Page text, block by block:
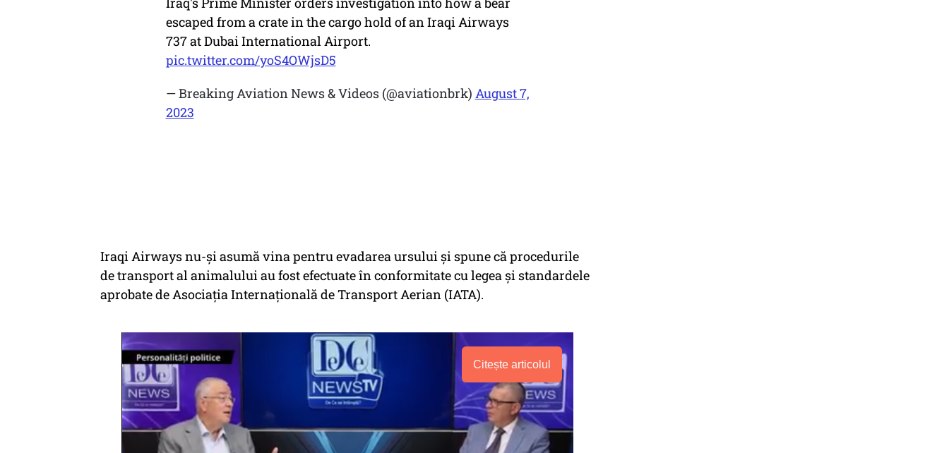
escaped from a crate in the cargo hold of an Iraqi Airways
737 at Dubai International Airport.
pic.twitter.com/yoS4OWjsD5
— Breaking Aviation News & Videos (@aviationbrk) August 7,
2023
Iraqi Airways nu-şi asumă vina pentru evadarea ursului și spune că procedurile
de transport al animalului au fost efectuate în conformitate cu legea și standardele
aprobate de Asociația Internațională de Transport Aerian (IATA).
Citește articolul